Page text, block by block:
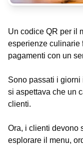
Un codice QR per il
esperienze culinarie
pagamenti con un
Sono passati i
si aspettava che un
clienti.
Ora, i clienti devono
esplorare il menu,